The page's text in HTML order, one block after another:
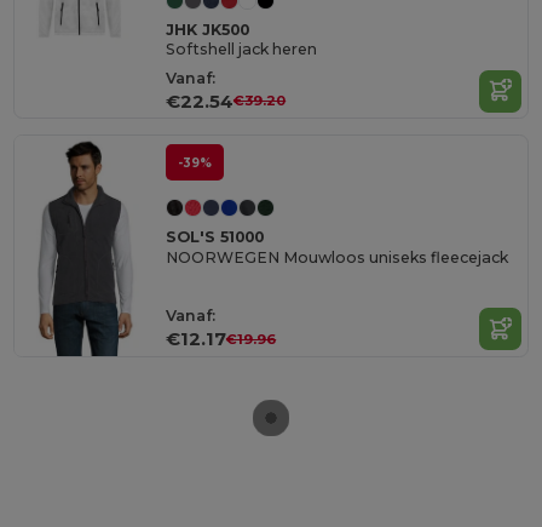
JHK JK500
Softshell jack heren
Vanaf:
€22.54€39.20
-39%
SOL'S 51000
NOORWEGEN Mouwloos uniseks fleecejack
Vanaf:
€12.17€19.96